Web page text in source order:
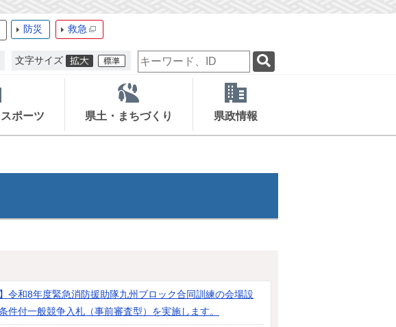
防災 救急
文字サイズ
検
索
ー
ー
ド
ポーツ 県土・まちづくり 県政情報
令和8年度緊急消防援助隊九州ブロック合同訓練の会場設
件付一般競争入札（事前審査型）を実施します。